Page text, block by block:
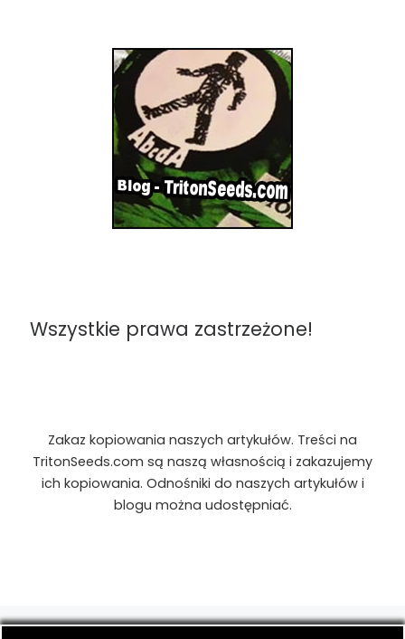
Wszystkie prawa zastrzeżone!
Zakaz kopiowania naszych artykułów. Treści na
TritonSeeds.com są naszą własnością i zakazujemy
ich kopiowania. Odnośniki do naszych artykułów i
blogu można udostępniać.